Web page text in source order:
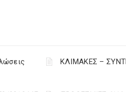
ΚΛΙΜΑΚΕΣ –